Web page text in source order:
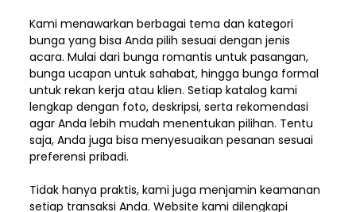
Kami menawarkan berbagai tema dan kategori
bunga yang bisa Anda pilih sesuai dengan jenis
acara. Mulai dari bunga romantis untuk pasangan,
bunga ucapan untuk sahabat, hingga bunga formal
untuk rekan kerja atau klien. Setiap katalog kami
lengkap dengan foto, deskripsi, serta rekomendasi
agar Anda lebih mudah menentukan pilihan. Tentu
saja, Anda juga bisa menyesuaikan pesanan sesuai
preferensi pribadi.
Tidak hanya praktis, kami juga menjamin keamanan
setiap transaksi Anda. Website kami dilengkapi